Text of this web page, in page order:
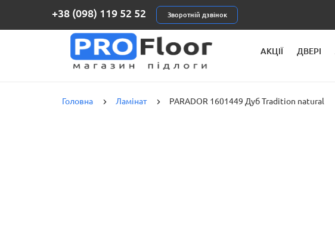
+38 (098) 119 52 52 Зворотній дзвінок
АКЦІЇ ДВЕРІ
Головна Ламінат PARADOR 1601449 Дуб Tradition natural